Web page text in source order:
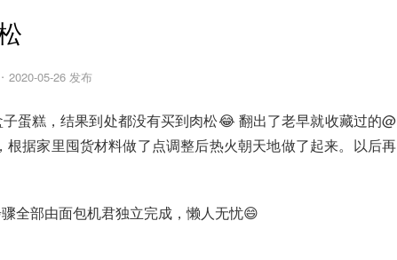
2020-05-26 发布
蛋糕，结果到处都没有买到肉松😂 翻出了老早就收藏过的@
据家里囤货材料做了点调整后热火朝天地做了起来。以后再
全部由面包机君独立完成，懒人无忧😄